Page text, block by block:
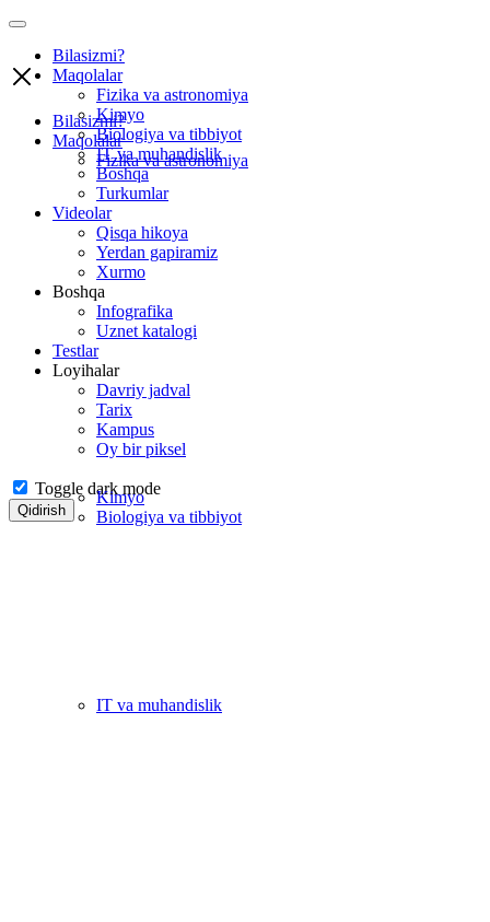
Bilasizmi?
Maqolalar
Fizika va astronomiya
Kimyo
Biologiya va tibbiyot
IT va muhandislik
Boshqa
Turkumlar
Videolar
Qisqa hikoya
Yerdan gapiramiz
Xurmo
Boshqa
Infografika
Uznet katalogi
Testlar
Loyihalar
Davriy jadval
Tarix
Kampus
Oy bir piksel
Toggle dark mode
Qidirish
Bilasizmi?
Maqolalar
Fizika va astronomiya
Kimyo
Biologiya va tibbiyot
IT va muhandislik